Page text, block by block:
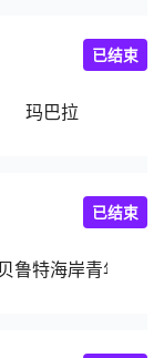
玛巴拉
已结束
贝鲁特海岸青年
已结束